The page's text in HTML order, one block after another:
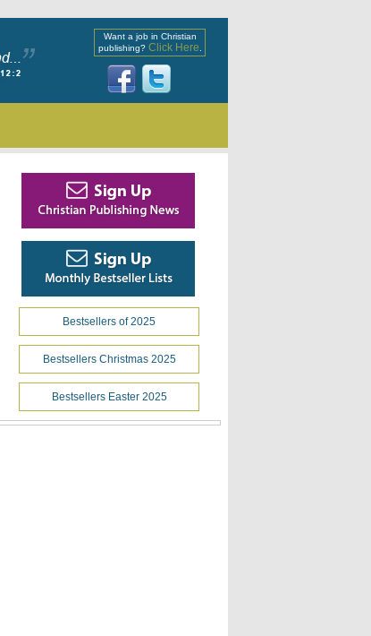
Want a job in Christian
publishing? Click Here
Bestsellers of 2025
Bestsellers Christmas 2025
Bestsellers Easter 2025